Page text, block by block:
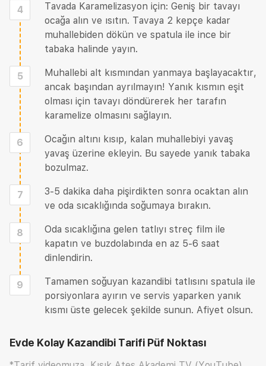
4
Tavada Karamelizasyon için: Geniş bir tavayı
ocağa alın ve ısıtın. Tavaya 2 kepçe kadar
muhallebiden dökün ve spatula ile ince bir
tabaka halinde yayın.
5
Muhallebi alt kısmından yanmaya başlayacaktır,
ancak başından ayrılmayın! Yanık kısmın eşit
olması için tavayı döndürerek her tarafın
karamelize olmasını sağlayın.
6
Ocağın altını kısıp, kalan muhallebiyi yavaş
yavaş üzerine ekleyin. Bu sayede yanık tabaka
bozulmaz.
7
3-5 dakika daha pişirdikten sonra ocaktan alın
ve oda sıcaklığında soğumaya bırakın.
8
Oda sıcaklığına gelen tatlıyı streç film ile
kapatın ve buzdolabında en az 5-6 saat
dinlendirin.
9
Tamamen soğuyan kazandibi tatlısını spatula ile
porsiyonlara ayırın ve servis yaparken yanık
kısmı üste gelecek şekilde sunun. Afiyet olsun.
Evde Kolay Kazandibi Tarifi Püf Noktası